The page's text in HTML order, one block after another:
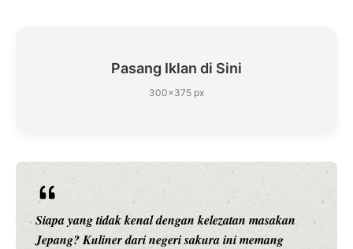
Pasang Iklan di Sini
300×375 px
Siapa sangka, dua nama besar di dunia hiburan,
Nunung Srimulat dan Vicky Prasetyo, kini merambah